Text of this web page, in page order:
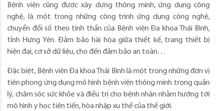
Bệnh viện cũng được xây dựng thông minh, ứng dụng công
nghệ, là một trong những công trình ứng dụng công nghệ,
chuyển đổi số theo tinh thần của Bệnh viện Đa khoa Thái Bình,
tỉnh Hưng Yên. Đảm bảo hài hòa giữa thiết kế, trang thiết bị
hiện đại, cơ sở dữ liệu, cho đến đảm bảo an toàn…
Đặc biệt, Bệnh viện Đa khoa Thái Bình là một trong những đơn vị
tiên phong ứng dụng mô hình bệnh viện thông minh trong quản
lý, chăm sóc sức khỏe và điều trị cho bệnh nhân nhằm hướng tới
mô hình y học tiên tiến, hòa nhập xu thế của thế giới.